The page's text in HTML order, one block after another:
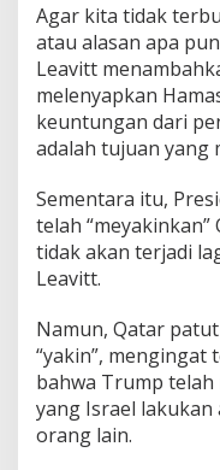
Agar kita tidak
atau alasan apa
Leavitt
melenyapkan
keuntungan dari
adalah tujuan yang
Sementara itu,
telah
tidak akan terjadi
Leavitt.
Namun, Qatar
“yakin”, mengingat
bahwa Trump telah
yang Israel lakukan
orang lain.